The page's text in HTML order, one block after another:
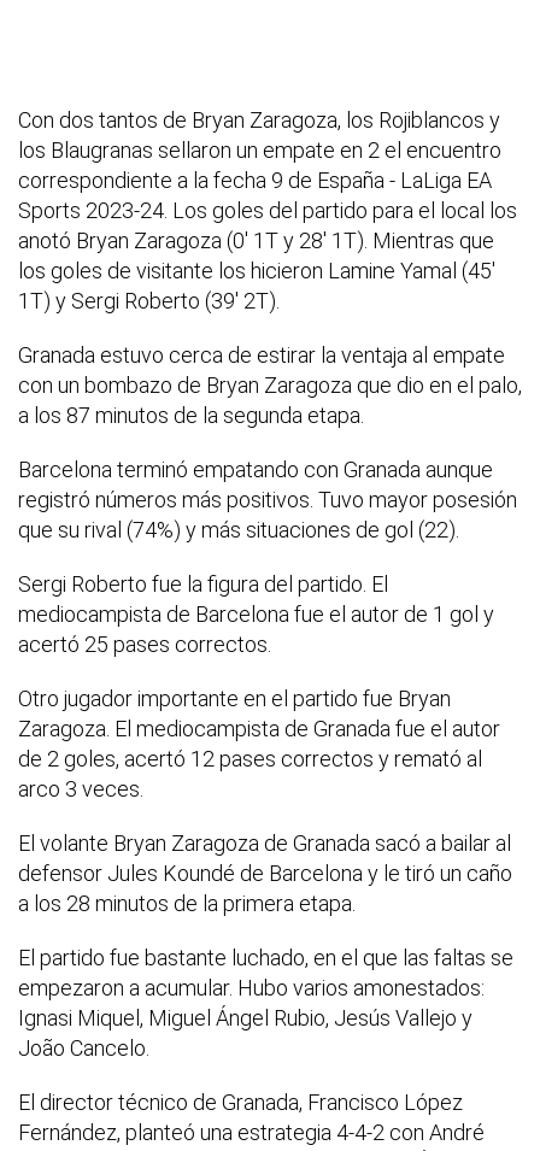
Con dos tantos de Bryan Zaragoza, los Rojiblancos y
los Blaugranas sellaron un empate en 2 el encuentro
correspondiente a la fecha 9 de España - LaLiga EA
Sports 2023-24. Los goles del partido para el local los
anotó Bryan Zaragoza (0' 1T y 28' 1T). Mientras que
los goles de visitante los hicieron Lamine Yamal (45'
1T) y Sergi Roberto (39' 2T).
Granada estuvo cerca de estirar la ventaja al empate
con un bombazo de Bryan Zaragoza que dio en el palo,
a los 87 minutos de la segunda etapa.
Barcelona terminó empatando con Granada aunque
registró números más positivos. Tuvo mayor posesión
que su rival (74%) y más situaciones de gol (22).
Sergi Roberto fue la figura del partido. El
mediocampista de Barcelona fue el autor de 1 gol y
acertó 25 pases correctos.
Otro jugador importante en el partido fue Bryan
Zaragoza. El mediocampista de Granada fue el autor
de 2 goles, acertó 12 pases correctos y remató al
arco 3 veces.
El volante Bryan Zaragoza de Granada sacó a bailar al
defensor Jules Koundé de Barcelona y le tiró un caño
a los 28 minutos de la primera etapa.
El partido fue bastante luchado, en el que las faltas se
empezaron a acumular. Hubo varios amonestados:
Ignasi Miquel, Miguel Ángel Rubio, Jesús Vallejo y
João Cancelo.
El director técnico de Granada, Francisco López
Fernández, planteó una estrategia 4-4-2 con André